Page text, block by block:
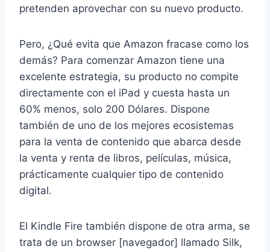
pretenden aprovechar con su nuevo producto.
Pero, ¿Qué evita que Amazon fracase como los
demás? Para comenzar Amazon tiene una
excelente estrategia, su producto no compite
directamente con el iPad y cuesta hasta un
60% menos, solo 200 Dólares. Dispone
también de uno de los mejores ecosistemas
para la venta de contenido que abarca desde
la venta y renta de libros, películas, música,
prácticamente cualquier tipo de contenido
digital.
El Kindle Fire también dispone de otra arma, se
trata de un browser [navegador] llamado Silk,